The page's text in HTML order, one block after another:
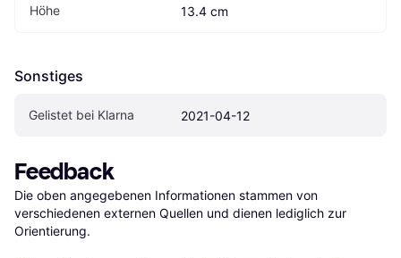
Höhe 13.4 cm
Sonstiges
Gelistet bei Klarna 2021-04-12
Feedback
Die oben angegebenen Informationen stammen von
verschiedenen externen Quellen und dienen lediglich zur
Orientierung.